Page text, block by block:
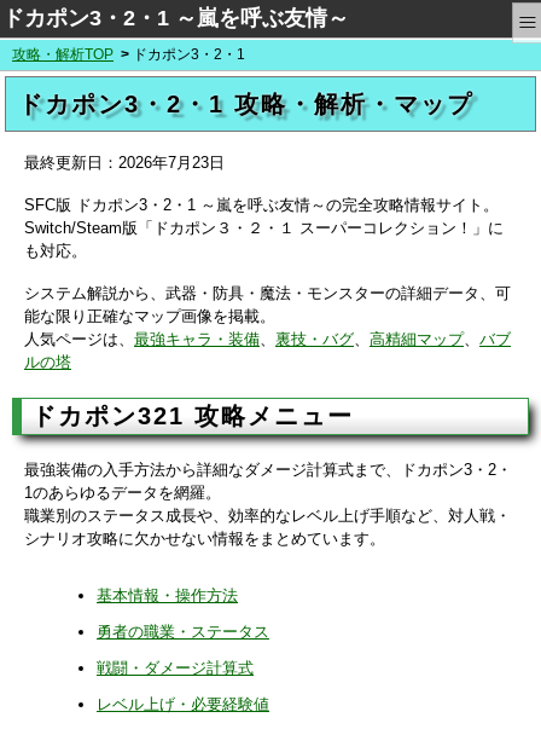
ドカポン3・2・1 ～嵐を呼ぶ友情～ ≡
攻略・解析TOP ドカポン3・2・1
ドカポン3・2・1 攻略・解析・マップ
最終更新日： 2026年7月23日
SFC版 ドカポン3・2・1 ～嵐を呼ぶ友情～の完全攻略情報サイト。
Switch/Steam版「ドカポン３・２・１ スーパーコレクション！」に
も対応。
システム解説から、武器・防具・魔法・モンスターの詳細データ、可
能な限り正確なマップ画像を掲載。
人気ページは、 最強キャラ・装備、 裏技・バグ、 高精細マップ、 バブ
ルの塔
ドカポン321 攻略メニュー
最強装備の入手方法から詳細なダメージ計算式まで、ドカポン3・2・
1のあらゆるデータを網羅。
職業別のステータス成長や、効率的なレベル上げ手順など、対人戦・
シナリオ攻略に欠かせない情報をまとめています。
基本情報・操作方法
勇者の職業・ステータス
戦闘・ダメージ計算式
レベル上げ・必要経験値